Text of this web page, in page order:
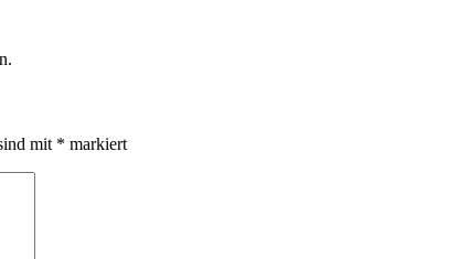
mit * markiert